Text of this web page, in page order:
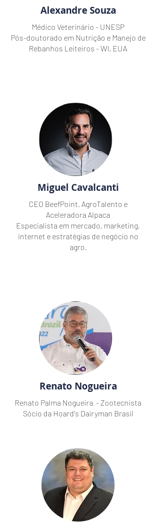
Alexandre Souza
Médico Veterinário - UNESP
Pós-doutorado em Nutrição e Manejo de
Rebanhos Leiteiros - WI, EUA
Miguel Cavalcanti
CEO BeefPoint, AgroTalento e
Aceleradora Alpaca
Especialista em mercado, marketing,
internet e estratégias de negócio no
agro.
Renato Nogueira
Renato Palma Nogueira - Zootecnista
Sócio da Hoard's Dairyman Brasil